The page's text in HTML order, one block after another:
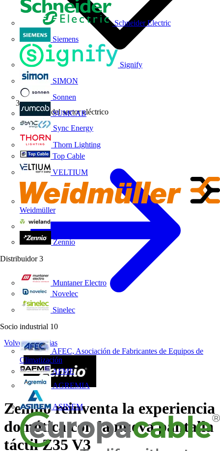
Schneider Electric
Siemens
Signify
SIMON
Sonnen
SUMCAB
Sync Energy
Thorn Lighting
Top Cable
VELTIUM
Weidmüller
Zennio
Distribuidor 3
Muntaner Electro
Novelec
Sinelec
Socio industrial 10
AFEC, Asociación de Fabricantes de Equipos de
Climatización
AFME
AGREMIA
ASINEM
Noticias del sector eléctrico
Volver a Noticias
Zennio reinventa la experiencia
domótica con la nueva pantalla
táctil Z35 V3